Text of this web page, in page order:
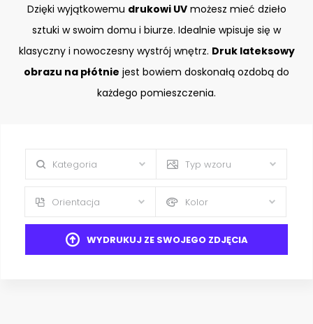
Dzięki wyjątkowemu drukowi UVmożesz mieć dzieło
sztuki w swoim domu i biurze. Idealnie wpisuje się w
klasyczny i nowoczesny wystrój wnętrz. Druk lateksowy
obrazu na płótnie jest bowiem doskonałą ozdobą do
każdego pomieszczenia.
Kategoria Typ wzoru
Orientacja Kolor
WYDRUKUJ ZE SWOJEGO ZDJĘCIA